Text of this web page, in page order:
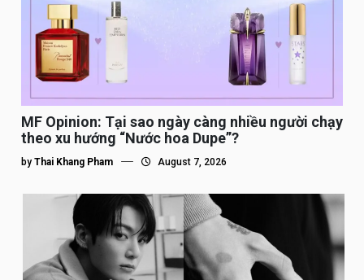
MF Opinion: Tại sao ngày càng nhiều người chạy
theo xu hướng “Nước hoa Dupe”?
by Thai Khang Pham August 7, 2026